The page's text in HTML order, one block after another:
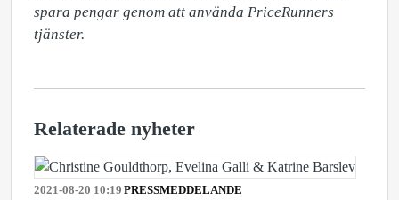
spara pengar genom att använda PriceRunners
tjänster.
Relaterade nyheter
2021-08-20 10:19 PRESSMEDDELANDE